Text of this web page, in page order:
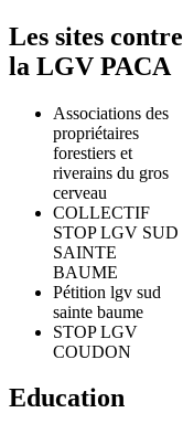
Les sites contre
la LGV PACA
Associations des
propriétaires
forestiers et
riverains du gros
cerveau
COLLECTIF
STOP LGV SUD
SAINTE
BAUME
Pétition lgv sud
sainte baume
STOP LGV
COUDON
Education